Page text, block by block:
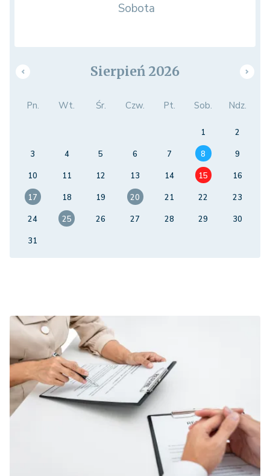
Sobota
Sierpień 2026
Pn. Wt. Śr. Czw. Pt. Sob. Ndz.
1
2
3
4 5 6 7 8
9
10
11 12 13 14 15
16
17
18 19 20 21 22
23
24
25 26 27 28 29
30
31